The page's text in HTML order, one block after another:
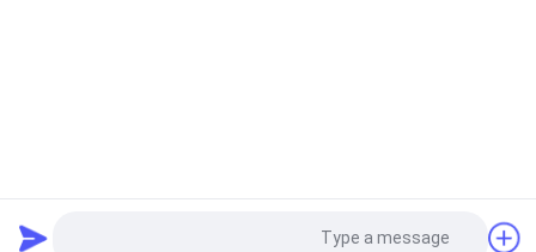
مونتاژ قفل بدون کلید